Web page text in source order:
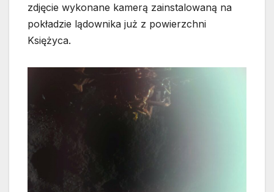
zdjęcie wykonane kamerą zainstalowaną na
pokładzie lądownika już z powierzchni
Księżyca.